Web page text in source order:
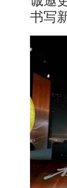
书写